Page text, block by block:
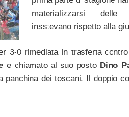
materializzarsi
insstevano rispetto alla
3-0 rimediata in trasferta
e chiamato al suo posto Dino
panchina dei toscani. Il doppio